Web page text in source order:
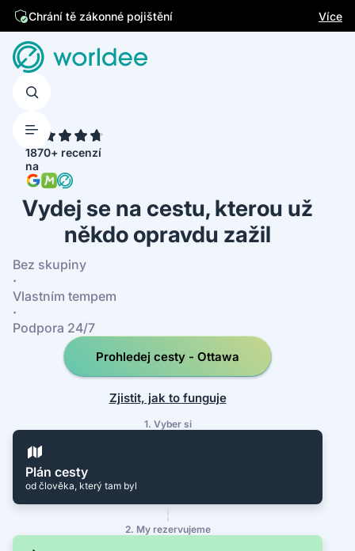
Chrání tě zákonné pojištění
Více
1870+ recenzí
na
Vydej se na cestu, kterou už
někdo opravdu zažil
Bez skupiny
·
Vlastním tempem
·
Podpora 24/7
Prohledej cesty - Ottawa
Zjistit, jak to funguje
1. Vyber si
Plán cesty
od člověka, který tam byl
2. My rezervujeme